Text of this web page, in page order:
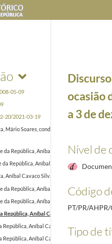
05-09
20/2021-03-19
Mário Soares, condecora servidores do
da República, Aníbal Cavaco Silva, no
República, Aníbal Cavaco Silva,no final da
Aníbal Cavaco Silva, encontra-se com os
da República, Aníbal Cavaco Silva, durante a
República, Aníbal Cavaco Silva, durante a
Aníbal Cavaco Silva, por ocasião
Aníbal Cavaco Silva, por ocasião
República, Aníbal Cavaco Silva, por ocasião
ocasião
a 3 de
Nível de
Código
PT/PR/
Tipo de